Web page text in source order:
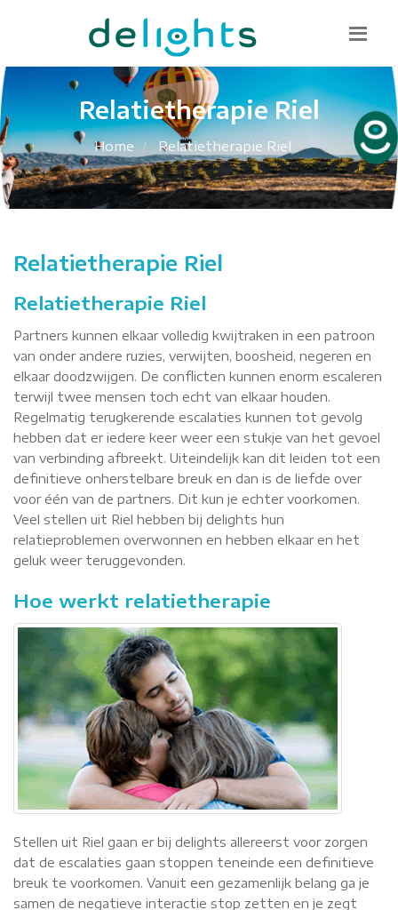
085 130 1482
info@delights.nu
Relatietherapie Riel
Home Relatietherapie Riel
Relatietherapie Riel
Relatietherapie Riel
Partners kunnen elkaar volledig kwijtraken in een patroon
van onder andere ruzies, verwijten, boosheid, negeren en
elkaar doodzwijgen. De conflicten kunnen enorm escaleren
terwijl twee mensen toch echt van elkaar houden.
Regelmatig terugkerende escalaties kunnen tot gevolg
hebben dat er iedere keer weer een stukje van het gevoel
van verbinding afbreekt. Uiteindelijk kan dit leiden tot een
definitieve onherstelbare breuk en dan is de liefde over
voor één van de partners. Dit kun je echter voorkomen.
Veel stellen uit Riel hebben bij delights hun
relatieproblemen overwonnen en hebben elkaar en het
geluk weer teruggevonden.
Hoe werkt relatietherapie
Stellen uit Riel gaan er bij delights allereerst voor zorgen
dat de escalaties gaan stoppen teneinde een definitieve
breuk te voorkomen. Vanuit een gezamenlijk belang ga je
samen de negatieve interactie stop zetten en je zegt